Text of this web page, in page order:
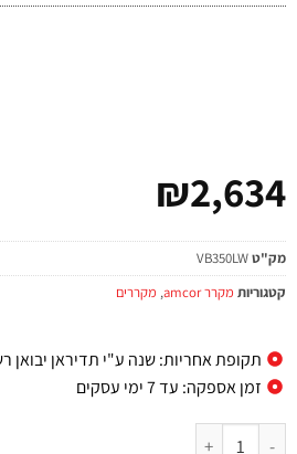
₪2,634
מק"טVB350LW
קטגוריות מקרר amcor , מקררים
תקופת אחריות: שנה ע"י תדיראן יבואן
זמן אספקה: עד 7 ימי עסקים